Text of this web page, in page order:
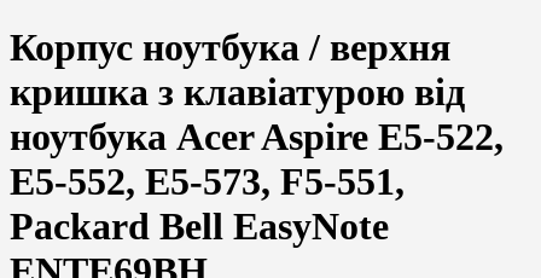
Корпус ноутбука / верхня
кришка з клавіатурою від
ноутбука Acer Aspire E5-522,
E5-552, E5-573, F5-551,
Packard Bell EasyNote